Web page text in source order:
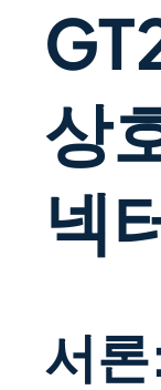
상
넥
서